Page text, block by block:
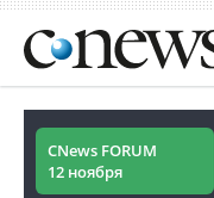
CNews FORUM
12 ноября